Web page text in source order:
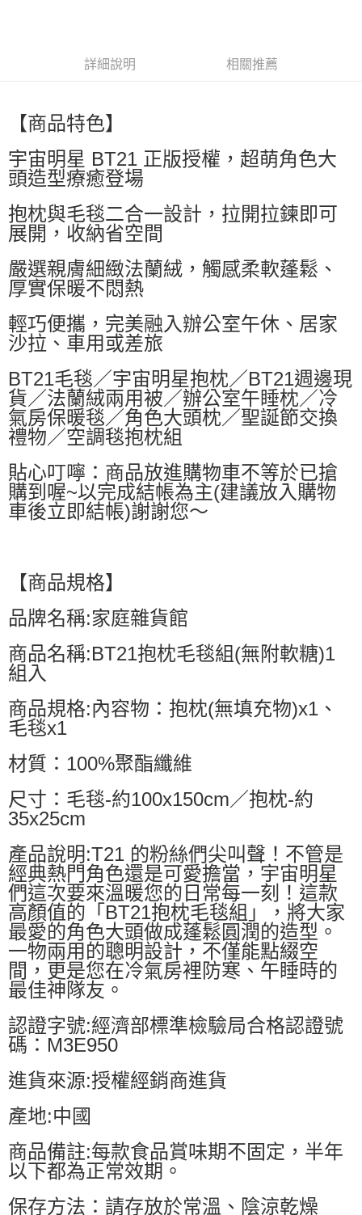
付款後全家取貨
萊爾富取貨付款
每筆NT$60，滿NT$599(含以上)免運費
付款後萊爾富取貨
每筆NT$60，滿NT$599(含以上)免運費
7-11付款取貨
每筆NT$60，滿NT$599(含以上)免運費
付款後7-11取貨
每筆NT$60，滿NT$599(含以上)免運費
宅配
每筆NT$80，滿NT$799(含以上)免運費
國家/地區配送0330 查看運費
詳細說明 相關推薦
【商品特色】
宇宙明星 BT21 正版授權，超萌角色大
頭造型療癒登場
抱枕與毛毯二合一設計，拉開拉鍊即可
展開，收納省空間
嚴選親膚細緻法蘭絨，觸感柔軟蓬鬆、
厚實保暖不悶熱
輕巧便攜，完美融入辦公室午休、居家
沙拉、車用或差旅
BT21毛毯／宇宙明星抱枕／BT21週邊現
貨／法蘭絨兩用被／辦公室午睡枕／冷
氣房保暖毯／角色大頭枕／聖誕節交換
禮物／空調毯抱枕組
貼心叮嚀：商品放進購物車不等於已搶
購到喔~以完成結帳為主(建議放入購物
車後立即結帳)謝謝您～
【商品規格】
品牌名稱:家庭雜貨館
商品名稱:BT21抱枕毛毯組(無附軟糖)1
組入
商品規格:內容物：抱枕(無填充物)x1、
毛毯x1
材質：100%聚酯纖維
尺寸：毛毯-約100x150cm／抱枕-約
35x25cm
產品說明:T21 的粉絲們尖叫聲！不管是
經典熱門角色還是可愛擔當，宇宙明星
們這次要來溫暖您的日常每一刻！這款
高顏值的「BT21抱枕毛毯組」，將大家
最愛的角色大頭做成蓬鬆圓潤的造型。
一物兩用的聰明設計，不僅能點綴空
間，更是您在冷氣房裡防寒、午睡時的
最佳神隊友。
認證字號:經濟部標準檢驗局合格認證號
碼：M3E950
進貨來源:授權經銷商進貨
產地:中國
商品備註:每款食品賞味期不固定，半年
以下都為正常效期。
保存方法：請存放於常溫、陰涼乾燥